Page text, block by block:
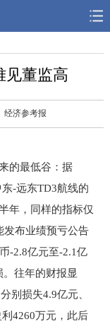
思想
董监高
经济参考报
的最低谷：据
-远东TD3航线的
年，同样的指标仅
发布业绩预亏公告
-2.8亿元至-2.1亿
往年的财报显
别损失4.9亿元、
4260万元，此后